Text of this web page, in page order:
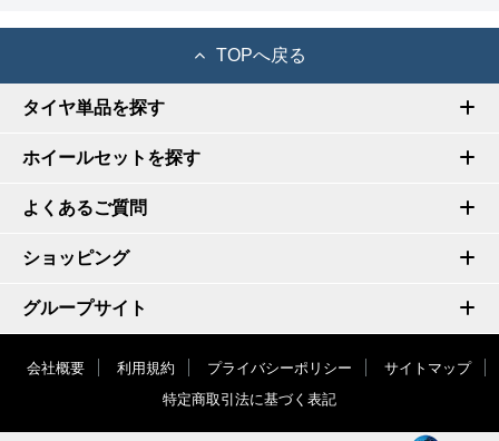
TOPへ戻る
タイヤ単品を探す
ホイールセットを探す
よくあるご質問
ショッピング
グループサイト
会社概要 利用規約 プライバシーポリシー
サイトマップ
特定商取引法に基づく表記